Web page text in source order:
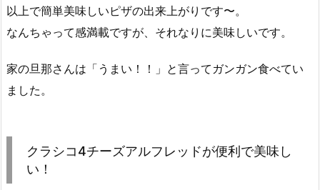
以上で簡単美味しいピザの出来上がりです〜。
なんちゃって感満載ですが、それなりに美味しいです。
家の旦那さんは「うまい！！」と言ってガンガン食べてい
ました。
クラシコ4チーズアルフレッドが便利で美味し
い！